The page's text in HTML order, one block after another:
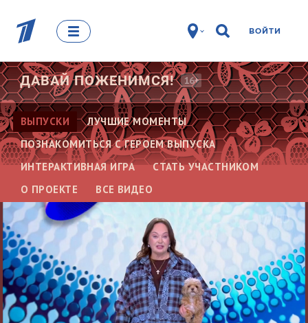
ВОЙТИ
ДАВАЙПОЖЕНИМСЯ! 16+
ВЫПУСКИ
ЛУЧШИЕ МОМЕНТЫ
ПОЗНАКОМИТЬСЯ С ГЕРОЕМ ВЫПУСКА
ИНТЕРАКТИВНАЯ ИГРА
СТАТЬ УЧАСТНИКОМ
О ПРОЕКТЕ
ВСЕ ВИДЕО